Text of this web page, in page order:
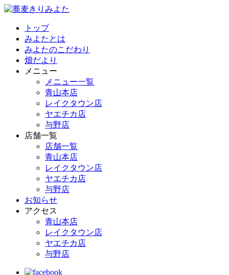
トップ
みよたとは
みよたのこだわり
畑だより
メニュー
メニュー一覧
青山本店
レイクタウン店
ヤエチカ店
与野店
店舗一覧
店舗一覧
青山本店
レイクタウン店
ヤエチカ店
与野店
お知らせ
アクセス
青山本店
レイクタウン店
ヤエチカ店
与野店